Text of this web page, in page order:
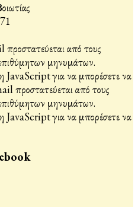
από τους
μηνυμάτων.
JavaScript για να μπορέσετε να
προστατεύεται από τους
μηνυμάτων.
JavaScript για να μπορέσετε να